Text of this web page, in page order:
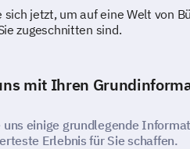
sich jetzt, um auf eine Welt von
zugeschnitten sind.
mit Ihren
uns einige grundlegende
Erlebnis für Sie schaffen.